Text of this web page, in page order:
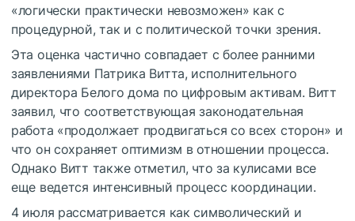
«логически практически невозможен» как с
процедурной, так и с политической точки зрения.
Эта оценка частично совпадает с более ранними
заявлениями Патрика Витта, исполнительного
директора Белого дома по цифровым активам. Витт
заявил, что соответствующая законодательная
работа «продолжает продвигаться со всех сторон» и
что он сохраняет оптимизм в отношении процесса.
Однако Витт также отметил, что за кулисами все
еще ведется интенсивный процесс координации.
4 июля рассматривается как символический и